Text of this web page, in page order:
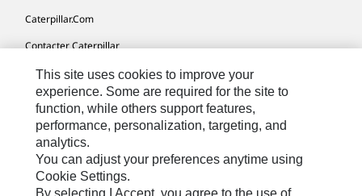
Caterpillar.com
Contacter Caterpillar
Mes Préférences Marketing
Plan Du Site
Cookie Settings
Mentions Légales
Confidentialité
This site uses cookies to improve your
experience. Some are required for the site to
function, while others support features,
performance, personalization, targeting, and
analytics.
You can adjust your preferences anytime using
Cookie Settings.
By selecting I Accept, you agree to the use of